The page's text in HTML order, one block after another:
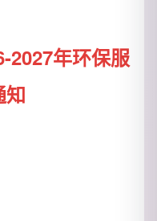
2027年环保服
知